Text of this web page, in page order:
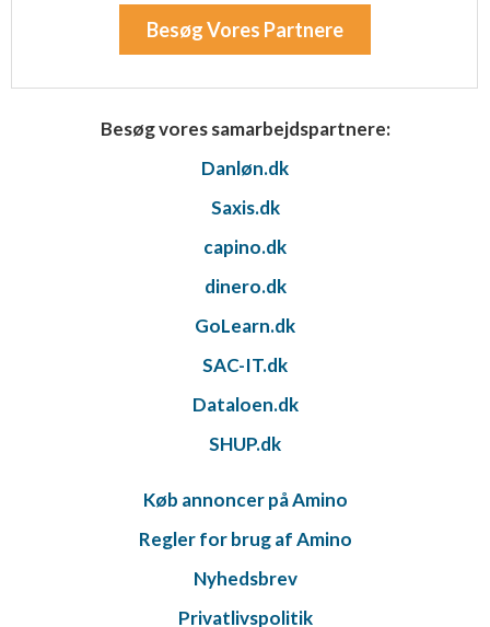
Besøg Vores Partnere
Besøg vores samarbejdspartnere:
Danløn.dk
Saxis.dk
capino.dk
dinero.dk
GoLearn.dk
SAC-IT.dk
Dataloen.dk
SHUP.dk
Køb annoncer på Amino
Regler for brug af Amino
Nyhedsbrev
Privatlivspolitik